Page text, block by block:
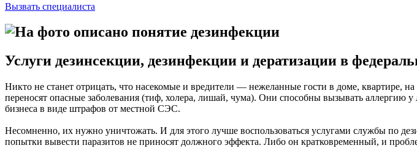
Вызвать специалиста
Услуги дезинсекции, дезинфекции и дератизации в
Никто не станет отрицать, что насекомые и вредители — нежеланные гости в доме, квартире,
переносят опасные заболевания (тиф, холера, лишай, чума). Они способны вызывать аллергию
бизнеса в виде штрафов от местной СЭС.
Несомненно, их нужно уничтожать. И для этого лучше воспользоваться услугами службы по
попытки вывести паразитов не приносят должного эффекта. Либо он кратковременный, и